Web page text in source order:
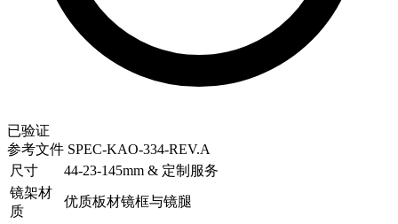
已验证
参考文件 SPEC-KAO-334-REV.A
尺寸
44-23-145mm & 定制服务
镜架材
质
优质板材镜框与镜腿